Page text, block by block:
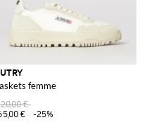
femme
€
€
-25%